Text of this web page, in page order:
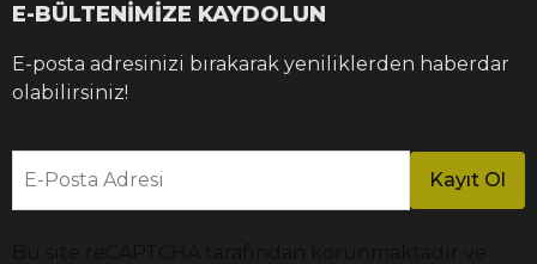
E-BÜLTENİMİZE KAYDOLUN
E-posta adresinizi bırakarak yeniliklerden haberdar
olabilirsiniz!
E-Posta Adresi Kayıt Ol